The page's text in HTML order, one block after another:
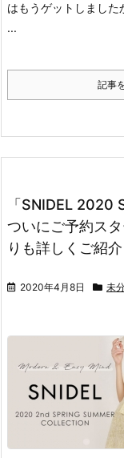
はもうゲットしました
...
記事
「SNIDEL 2020
ついにご予約ス
りも詳しくご紹
2020年4月8日 未